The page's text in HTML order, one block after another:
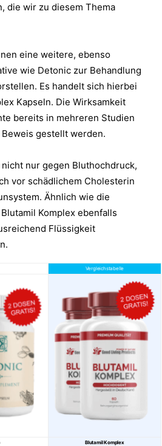
die wir zu diesem Thema
eine weitere, ebenso
wie Detonic zur Behandlung
Es handelt sich hierbei
Kapseln. Die Wirksamkeit
bereits in mehreren Studien
gestellt werden.
nur gegen Bluthochdruck,
vor schädlichem Cholesterin
Ähnlich wie die
Komplex ebenfalls
Flüssigkeit
Vergleichstabelle
Blutamil Komplex